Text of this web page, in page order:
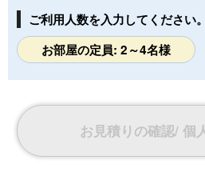
歯ブラシはフロントにご用意しており
ご利用人数を入力してください。
お部屋の定員: 2～4名様
お見積りの確認/ 個